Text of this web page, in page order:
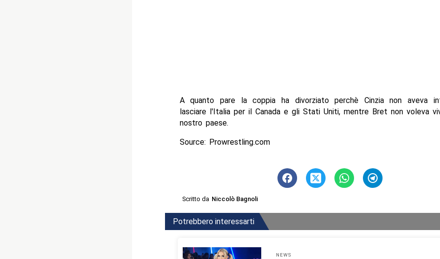
A quanto pare la coppia ha divorziato perchè Cinzia non aveva
lasciare l'Italia per il Canada e gli Stati Uniti, mentre Bret non voleva
nostro paese.
Source: Prowrestling.com
Scritto da Niccolò Bagnoli
Potrebbero interessarti
NEWS